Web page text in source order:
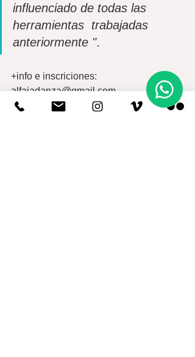
influenciado de todas las
herramientas  trabajadas
anteriormente ".
+info e inscriciones:
alfaiadanza@gmail.com
PRAZAS LIMITADAS